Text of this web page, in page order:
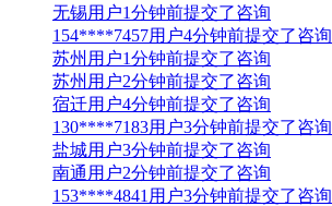
无锡用户1分钟前提交了咨询
154****7457用户4分钟前提交了咨询
苏州用户1分钟前提交了咨询
苏州用户2分钟前提交了咨询
宿迁用户4分钟前提交了咨询
130****7183用户3分钟前提交了咨询
盐城用户3分钟前提交了咨询
南通用户2分钟前提交了咨询
153****4841用户3分钟前提交了咨询